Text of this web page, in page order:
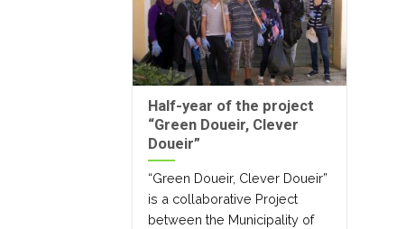
Half-year of the project
“Green Doueir, Clever
Doueir”
“Green Doueir, Clever Doueir”
is a collaborative Project
between the Municipality of